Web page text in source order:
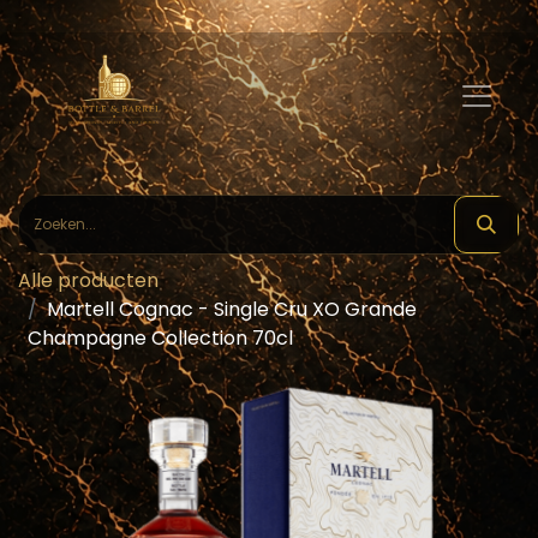
Alle producten
Martell Cognac - Single Cru XO Grande
Champagne Collection 70cl